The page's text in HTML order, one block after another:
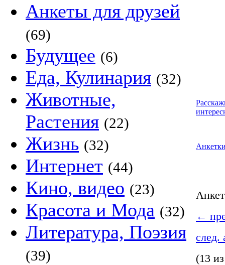
Анкеты для друзей
(69)
Будущее (6)
Еда, Кулинария (32)
Животные,
Растения (22)
Жизнь (32)
Интернет (44)
Кино, видео (23)
Красота и Мода (32)
Литература, Поэзия
(39)
←
след.
(13